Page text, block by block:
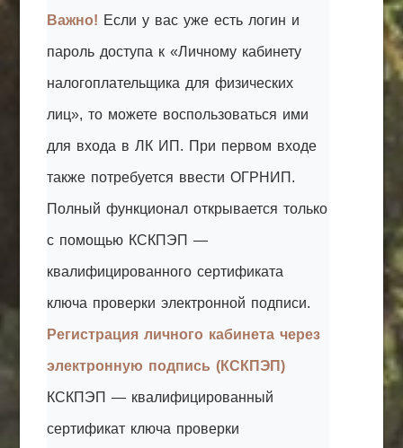
Важно! Если у вас уже есть логин и
пароль доступа к «Личному кабинету
налогоплательщика для физических
лиц», то можете воспользоваться ими
для входа в ЛК ИП. При первом входе
также потребуется ввести ОГРНИП.
Полный функционал открывается только
с помощью КСКПЭП —
квалифицированного сертификата
ключа проверки электронной подписи.
Регистрация личного кабинета через
электронную подпись (КСКПЭП)
КСКПЭП — квалифицированный
сертификат ключа проверки